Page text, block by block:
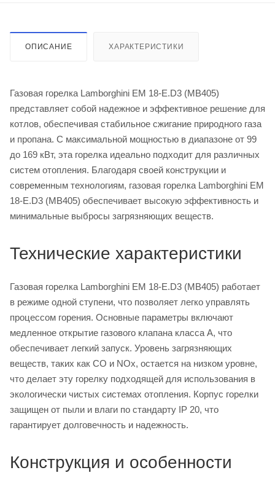
ОПИСАНИЕ ХАРАКТЕРИСТИКИ
Газовая горелка Lamborghini EM 18-E.D3 (MB405)
представляет собой надежное и эффективное решение для
котлов, обеспечивая стабильное сжигание природного газа
и пропана. С максимальной мощностью в диапазоне от 99
до 169 кВт, эта горелка идеально подходит для различных
систем отопления. Благодаря своей конструкции и
современным технологиям, газовая горелка Lamborghini EM
18-E.D3 (MB405) обеспечивает высокую эффективность и
минимальные выбросы загрязняющих веществ.
Технические характеристики
Газовая горелка Lamborghini EM 18-E.D3 (MB405) работает
в режиме одной ступени, что позволяет легко управлять
процессом горения. Основные параметры включают
медленное открытие газового клапана класса А, что
обеспечивает легкий запуск. Уровень загрязняющих
веществ, таких как CO и NOx, остается на низком уровне,
что делает эту горелку подходящей для использования в
экологически чистых системах отопления. Корпус горелки
защищен от пыли и влаги по стандарту IP 20, что
гарантирует долговечность и надежность.
Конструкция и особенности